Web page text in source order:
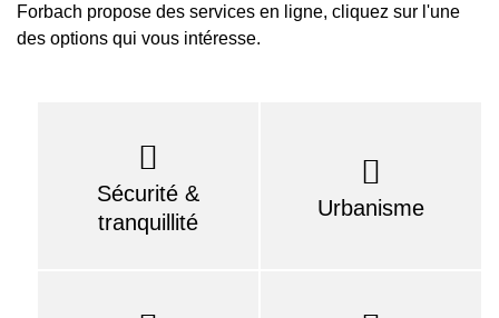
Forbach propose des services en ligne, cliquez sur l'une
des options qui vous intéresse.
Sécurité &
tranquillité
Urbanisme